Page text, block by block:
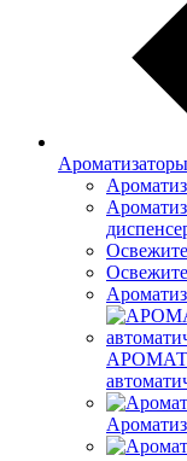
Ароматизаторы